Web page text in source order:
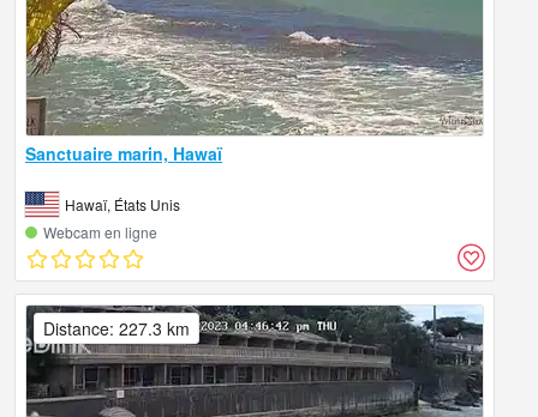
Sanctuaire marin, Hawaï
Hawaï, États Unis
Webcam en ligne
Distance: 227.3 km